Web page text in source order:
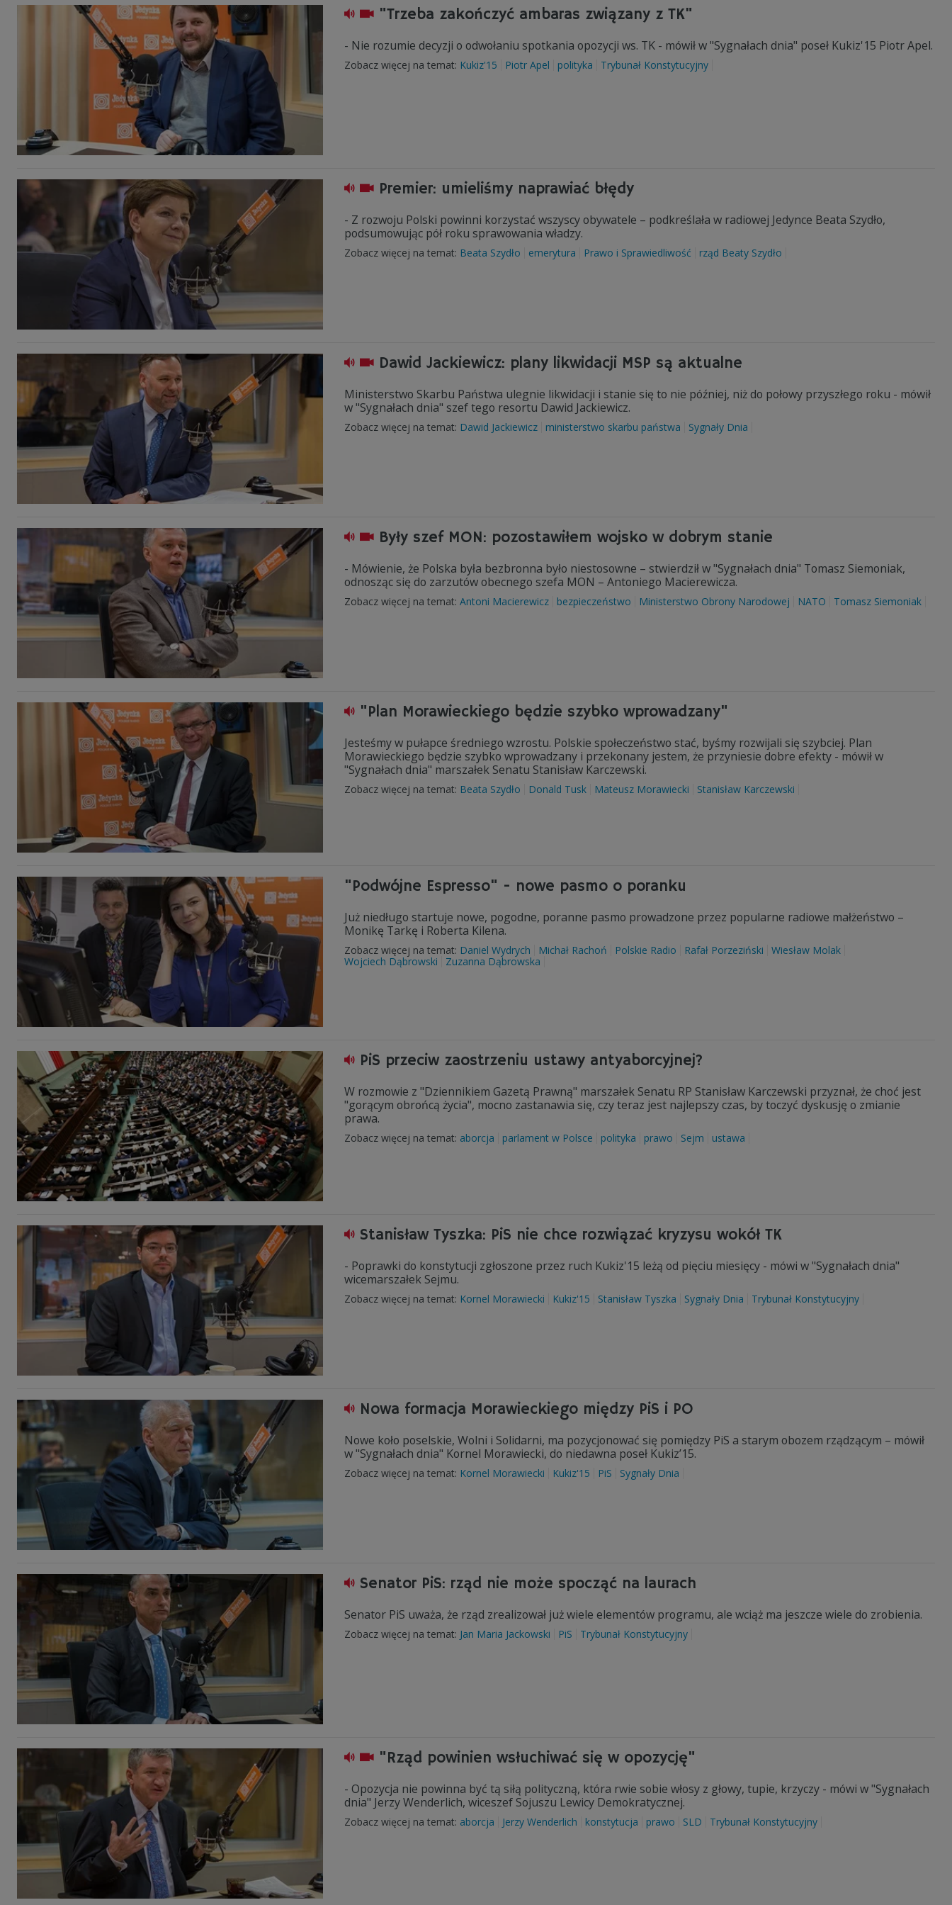
"Trzeba zakończyć ambaras związany z TK"
- Nie rozumie decyzji o odwołaniu spotkania opozycji ws. TK - mówił w "Sygnałach dnia" poseł Kukiz'15 Piotr Apel.
Zobacz więcej na temat: Kukiz'15 Piotr Apel polityka Trybunał Konstytucyjny
Premier: umieliśmy naprawiać błędy
- Z rozwoju Polski powinni korzystać wszyscy obywatele – podkreślała w radiowej Jedynce Beata Szydło,
podsumowując pół roku sprawowania władzy.
Zobacz więcej na temat: Beata Szydło emerytura Prawo i Sprawiedliwość rząd Beaty Szydło
Dawid Jackiewicz: plany likwidacji MSP są aktualne
Ministerstwo Skarbu Państwa ulegnie likwidacji i stanie się to nie później, niż do połowy przyszłego roku - mówił
w "Sygnałach dnia" szef tego resortu Dawid Jackiewicz.
Zobacz więcej na temat: Dawid Jackiewicz ministerstwo skarbu państwa Sygnały Dnia
Były szef MON: pozostawiłem wojsko w dobrym stanie
- Mówienie, że Polska była bezbronna było niestosowne – stwierdził w "Sygnałach dnia" Tomasz Siemoniak,
odnosząc się do zarzutów obecnego szefa MON – Antoniego Macierewicza.
Zobacz więcej na temat: Antoni Macierewicz bezpieczeństwo Ministerstwo Obrony Narodowej NATO Tomasz Siemoniak
"Plan Morawieckiego będzie szybko wprowadzany"
Jesteśmy w pułapce średniego wzrostu. Polskie społeczeństwo stać, byśmy rozwijali się szybciej. Plan
Morawieckiego będzie szybko wprowadzany i przekonany jestem, że przyniesie dobre efekty - mówił w
"Sygnałach dnia" marszałek Senatu Stanisław Karczewski.
Zobacz więcej na temat: Beata Szydło Donald Tusk Mateusz Morawiecki Stanisław Karczewski
"Podwójne Espresso" - nowe pasmo o poranku
Już niedługo startuje nowe, pogodne, poranne pasmo prowadzone przez popularne radiowe małżeństwo –
Monikę Tarkę i Roberta Kilena.
Zobacz więcej na temat: Daniel Wydrych Michał Rachoń Polskie Radio Rafał Porzeziński
Wiesław Molak
Wojciech Dąbrowski
Zuzanna Dąbrowska
PiS przeciw zaostrzeniu ustawy antyaborcyjnej?
W rozmowie z "Dziennikiem Gazetą Prawną" marszałek Senatu RP Stanisław Karczewski przyznał, że choć jest
"gorącym obrońcą życia", mocno zastanawia się, czy teraz jest najlepszy czas, by toczyć dyskusję o zmianie
prawa.
Zobacz więcej na temat: aborcja parlament w Polsce polityka prawo Sejm ustawa
Stanisław Tyszka: PiS nie chce rozwiązać kryzysu wokół TK
- Poprawki do konstytucji zgłoszone przez ruch Kukiz'15 leżą od pięciu miesięcy - mówi w "Sygnałach dnia"
wicemarszałek Sejmu.
Zobacz więcej na temat: Kornel Morawiecki Kukiz'15 Stanisław Tyszka Sygnały Dnia Trybunał Konstytucyjny
Nowa formacja Morawieckiego między PiS i PO
Nowe koło poselskie, Wolni i Solidarni, ma pozycjonować się pomiędzy PiS a starym obozem rządzącym – mówił
w "Sygnałach dnia" Kornel Morawiecki, do niedawna poseł Kukiz’15.
Zobacz więcej na temat: Kornel Morawiecki Kukiz'15 PiS Sygnały Dnia
Senator PiS: rząd nie może spocząć na laurach
Senator PiS uważa, że rząd zrealizował już wiele elementów programu, ale wciąż ma jeszcze wiele do zrobienia.
Zobacz więcej na temat: Jan Maria Jackowski PiS Trybunał Konstytucyjny
"Rząd powinien wsłuchiwać się w opozycję"
- Opozycja nie powinna być tą siłą polityczną, która rwie sobie włosy z głowy, tupie, krzyczy - mówi w "Sygnałach
dnia" Jerzy Wenderlich, wiceszef Sojuszu Lewicy Demokratycznej.
Zobacz więcej na temat: aborcja Jerzy Wenderlich konstytucja prawo SLD Trybunał Konstytucyjny